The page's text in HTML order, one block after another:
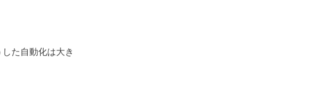
た自動化は大き